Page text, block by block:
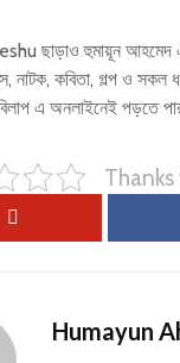
ছাড়াও হুমায়ূন আহমেদ
নাটক, কবিতা, গল্প ও
এ অনলাইনেই পড়তে
Humayun